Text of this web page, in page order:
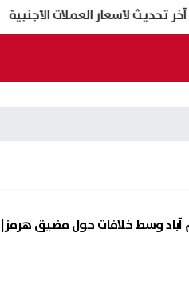
العملات الأجنبية
آباد وسط خلافات حول مضيق